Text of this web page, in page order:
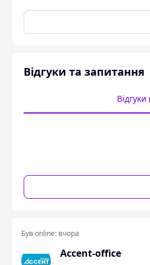
підготовки.За допомогою
раптом ви забули закрити
змочивши його невеликою
пензля-ручки, ще більш
пензлями, аерографом,
Відгуки та запитання
Відгуки
Був online: вчора
Accent-office